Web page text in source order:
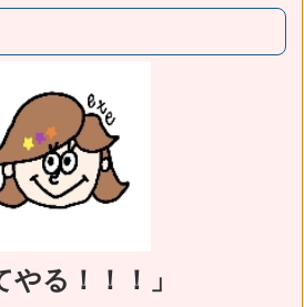
やる！！！」